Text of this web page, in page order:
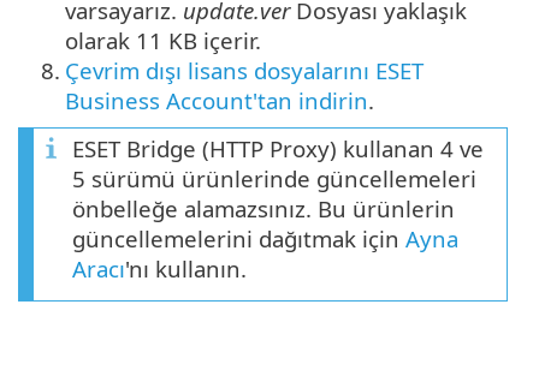
varsayarız. update.verDosyası yaklaşık
olarak 11 KB içerir.
8. Çevrim dışı lisans dosyalarını ESET
Business Account'tan indirin.
ESET Bridge (HTTP Proxy) kullanan 4 ve
5 sürümü ürünlerinde güncellemeleri
önbelleğe alamazsınız. Bu ürünlerin
güncellemelerini dağıtmak için Ayna
Aracı'nı kullanın.